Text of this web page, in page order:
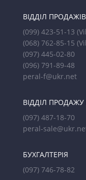
ВІДДІЛ
(099) 423-51-13
(068) 762-85-15
(097) 445-02-80
(096) 791-89-48
peral-f@ukr.net
ВІДДІЛ ПРОДАЖУ
(097) 487-18-70
peral-
БУХГАЛТЕРІЯ
(097) 746-78-82